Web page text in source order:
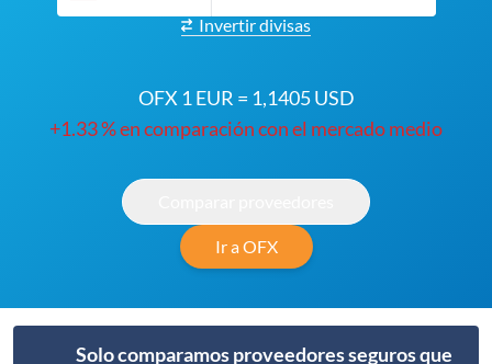
Invertir divisas
OFX 1 EUR = 1,1405 USD
+1.33 % en comparación con el mercado medio
Ir a OFX
Solo comparamos proveedores seguros que